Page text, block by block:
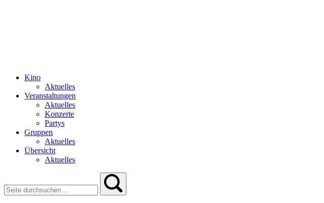
Kino
Aktuelles
Veranstaltungen
Aktuelles
Konzerte
Partys
Gruppen
Aktuelles
Übersicht
Aktuelles